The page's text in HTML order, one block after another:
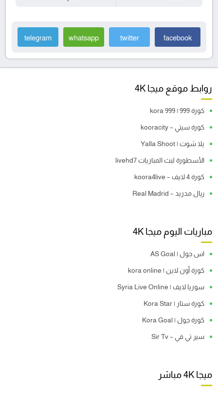
facebook
twitter
whatsapp
telegram
روابط موقع ميجا 4K
كورة 999 | kora 999
كورة سيتي – kooracity
يلا شوت | Yalla Shoot
الأسطورة لبث المباريات livehd7
كورة 4 لايف – koora4live
ريال مدريد – Real Madrid
مباريات اليوم ميجا 4K
اس جول | AS Goal
كورة أون لاين | kora online
سوريا لايف | Syria Live Online
كورة ستار | Kora Star
كورة جول | Kora Goal
سير تي في – Sir Tv
ميجا 4K مباشر